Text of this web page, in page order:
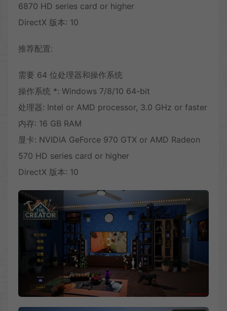
6870 HD series card or higher
DirectX 版本: 10
推荐配置:
需要 64 位处理器和操作系统
操作系统 *: Windows 7/8/10 64-bit
处理器: Intel or AMD processor, 3.0 GHz or faster
内存: 16 GB RAM
显卡: NVIDIA GeForce 970 GTX or AMD Radeon
570 HD series card or higher
DirectX 版本: 10